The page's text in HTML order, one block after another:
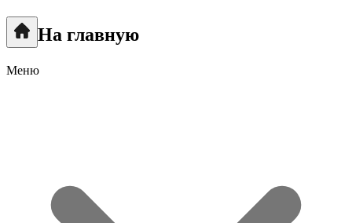
На главную
Меню